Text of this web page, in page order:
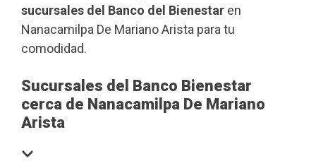
sucursales del Banco del Bienestar en
Nanacamilpa De Mariano Arista para tu
comodidad.
Sucursales del Banco Bienestar
cerca de Nanacamilpa De Mariano
Arista